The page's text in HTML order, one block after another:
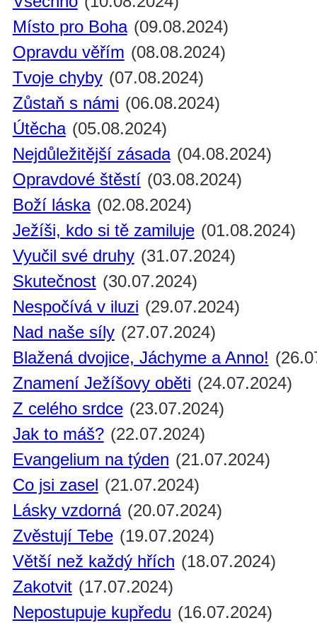
Místo pro Boha (09.08.2024)
Opravdu věřím (08.08.2024)
Tvoje chyby (07.08.2024)
Zůstaň s námi (06.08.2024)
Útěcha (05.08.2024)
Nejdůležitější zásada (04.08.2024)
Opravdové štěstí (03.08.2024)
Boží láska (02.08.2024)
Ježíši, kdo si tě zamiluje (01.08.2024)
Vyučil své druhy (31.07.2024)
Skutečnost (30.07.2024)
Nespočívá v iluzi (29.07.2024)
Nad naše síly (27.07.2024)
Blažená dvojice, Jáchyme a Anno!
Znamení Ježíšovy oběti (24.07.2024)
Z celého srdce (23.07.2024)
Jak to máš? (22.07.2024)
Evangelium na týden (21.07.2024)
Co jsi zasel (21.07.2024)
Lásky vzdorná (20.07.2024)
Zvěstují Tebe (19.07.2024)
Větší než každý hřích (18.07.2024)
Zakotvit (17.07.2024)
Nepostupuje kupředu (16.07.2024)